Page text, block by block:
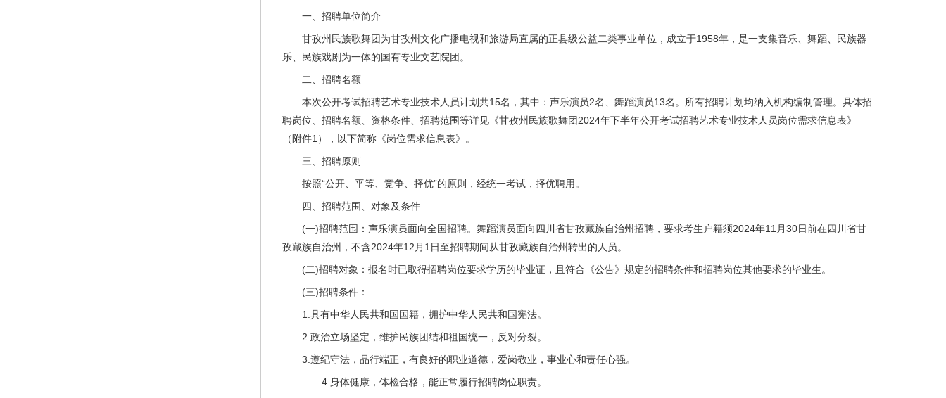
一、招聘单位简介
甘孜州民族歌舞团为甘孜州文化广播电视和旅游局直属的正县级公益二类事业单位，成立于1958年，是一支集音乐、舞蹈、民族器
乐、民族戏剧为一体的国有专业文艺院团。
二、招聘名额
本次公开考试招聘艺术专业技术人员计划共15名，其中：声乐演员2名、舞蹈演员13名。所有招聘计划均纳入机构编制管理。具体招
聘岗位、招聘名额、资格条件、招聘范围等详见《甘孜州民族歌舞团2024年下半年公开考试招聘艺术专业技术人员岗位需求信息表》
（附件1），以下简称《岗位需求信息表》。
三、招聘原则
按照“公开、平等、竞争、择优”的原则，经统一考试，择优聘用。
四、招聘范围、对象及条件
(一)招聘范围：声乐演员面向全国招聘。舞蹈演员面向四川省甘孜藏族自治州招聘，要求考生户籍须2024年11月30日前在四川省甘
孜藏族自治州，不含2024年12月1日至招聘期间从甘孜藏族自治州转出的人员。
(二)招聘对象：报名时已取得招聘岗位要求学历的毕业证，且符合《公告》规定的招聘条件和招聘岗位其他要求的毕业生。
(三)招聘条件：
1.具有中华人民共和国国籍，拥护中华人民共和国宪法。
2.政治立场坚定，维护民族团结和祖国统一，反对分裂。
3.遵纪守法，品行端正，有良好的职业道德，爱岗敬业，事业心和责任心强。
4.身体健康，体检合格，能正常履行招聘岗位职责。